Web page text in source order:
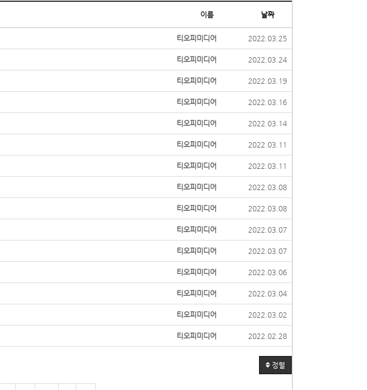
이름 날짜
티오피미디어 2022.03.25
티오피미디어 2022.03.24
티오피미디어 2022.03.19
티오피미디어 2022.03.16
티오피미디어 2022.03.14
티오피미디어 2022.03.11
티오피미디어 2022.03.11
티오피미디어 2022.03.08
티오피미디어 2022.03.08
티오피미디어 2022.03.07
티오피미디어 2022.03.07
티오피미디어 2022.03.06
티오피미디어 2022.03.04
티오피미디어 2022.03.02
티오피미디어 2022.02.28
정렬